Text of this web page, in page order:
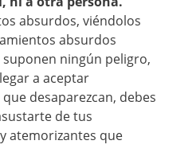
absurdos, viéndolos
absurdos
ningún peligro,
a aceptar
desaparezcan, debes
de tus
atemorizantes que